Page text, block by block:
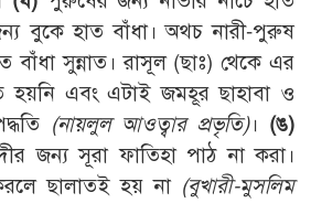
বুকে হাত বাঁধা। অথচ নারী-পুরুষ
সুন্নাত। রাসূল (ছাঃ) থেকে এর
হয়নি এবং এটাই জমহূর ছাহাবা ও
(নায়লুল আওত্বার প্রভৃতি)। (ঙ)
জন্য সূরা ফাতিহা পাঠ না করা।
ছালাতই হয় না (বুখারী-মুসলিম